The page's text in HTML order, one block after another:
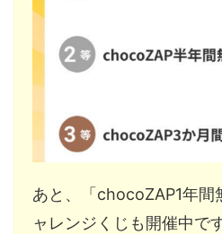
あと、「chocoZAP1年間
ャレンジくじも開催中で